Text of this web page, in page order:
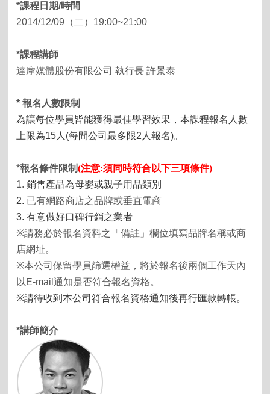
*課程日期/時間
2014/12/09 （二） 19:00~21:00
*課程講師
達摩媒體股份有限公司 執行長 許景泰
* 報名人數限制
為讓每位學員皆能獲得最佳學習效果，本課程報名人數
上限為15 人(每間公司最多限2人報名)。
*報名條件限制(注意:須同時符合以下三項條件)
1.銷售產品為母嬰或親子用品類別
2. 已有網路商店之品牌或垂直電商
3.有意做好口碑行銷之業者
※請務必於報名資料之「備註」欄位填寫品牌名稱或商
店網址。
※本公司保留學員篩選權益，將於報名後兩個工作天內
以 E-mail通知是否符合報名資格。
※請待收到本公司符合報名資格通知後再行匯款轉帳。
*講師簡介